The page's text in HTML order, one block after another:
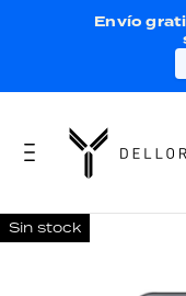
Envío
Sin stock